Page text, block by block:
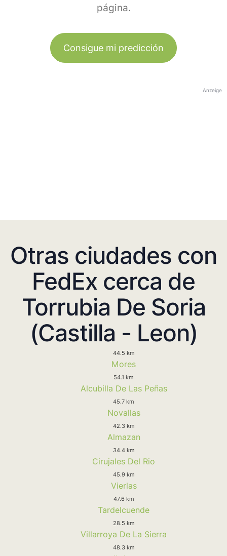
página.
Consigue mi predicción
Anzeige
Otras ciudades con
FedEx cerca de
Torrubia De Soria
(Castilla - Leon)
44.5 km
Mores
54.1 km
Alcubilla De Las Peñas
45.7 km
Novallas
42.3 km
Almazan
34.4 km
Cirujales Del Rio
45.9 km
Vierlas
47.6 km
Tardelcuende
28.5 km
Villarroya De La Sierra
48.3 km